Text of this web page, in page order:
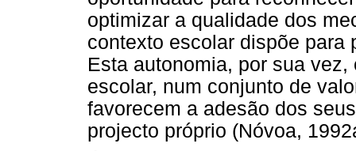
optimizar a qualidade dos
contexto escolar dispõe para
Esta autonomia, por sua
escolar, num conjunto de
favorecem a adesão dos
projecto próprio (Nóvoa,